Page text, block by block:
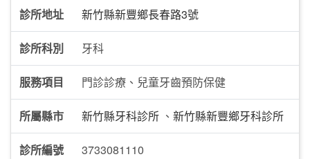
診所地址 新竹縣新豐鄉長春路3號
診所科別 牙科
服務項目 門診診療、兒童牙齒預防保健
所屬縣市 新竹縣牙科診所 、 新竹縣新豐鄉牙科診所
診所編號 3733081110